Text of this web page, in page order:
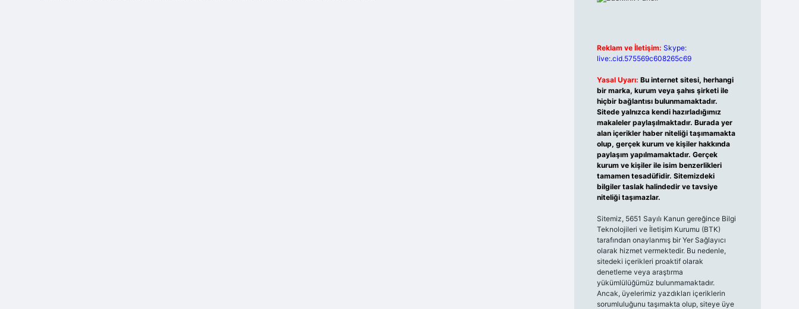
Reklam ve İletişim: Skype:
live:.cid.575569c608265c69
Yasal Uyarı: Bu internet sitesi, herhangi
bir marka, kurum veya şahıs şirketi ile
hiçbir bağlantısı bulunmamaktadır.
Sitede yalnızca kendi hazırladığımız
makaleler paylaşılmaktadır. Burada yer
alan içerikler haber niteliği taşımamakta
olup, gerçek kurum ve kişiler hakkında
paylaşım yapılmamaktadır. Gerçek
kurum ve kişiler ile isim benzerlikleri
tamamen tesadüfidir. Sitemizdeki
bilgiler taslak halindedir ve tavsiye
niteliği taşımazlar.
Sitemiz, 5651 Sayılı Kanun gereğince Bilgi
Teknolojileri ve İletişim Kurumu (BTK)
tarafından onaylanmış bir Yer Sağlayıcı
olarak hizmet vermektedir. Bu nedenle,
sitedeki içerikleri proaktif olarak
denetleme veya araştırma
yükümlülüğümüz bulunmamaktadır.
Ancak, üyelerimiz yazdıkları içeriklerin
sorumluluğunu taşımakta olup, siteye üye